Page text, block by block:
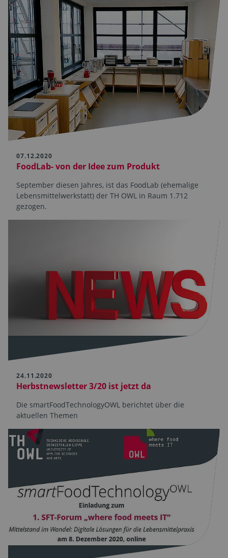
07.12.2020
FoodLab- von der Idee zum Produkt
September diesen Jahres, ist das FoodLab (ehemalige
Lebensmittelwerkstatt) der TH OWL in Raum 1.712
gezogen.
24.11.2020
Herbstnewsletter 3/20 ist jetzt da
Die smartFoodTechnologyOWL berichtet über die
aktuellen Themen